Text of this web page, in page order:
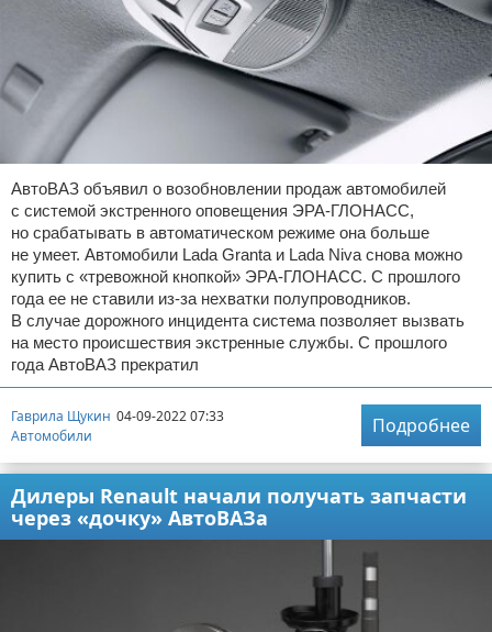
АвтоВАЗ объявил о возобновлении продаж автомобилей
с системой экстренного оповещения ЭРА-ГЛОНАСС,
но срабатывать в автоматическом режиме она больше
не умеет. Автомобили Lada Granta и Lada Niva снова можно
купить с «тревожной кнопкой» ЭРА-ГЛОНАСС. С прошлого
года ее не ставили из-за нехватки полупроводников.
В случае дорожного инцидента система позволяет вызвать
на место происшествия экстренные службы. С прошлого
года АвтоВАЗ прекратил
Гаврила Щукин 04-09-2022 07:33
Автомобили
Подробнее
Дилеры Renault начали получать запчасти
через «дочку» АвтоВАЗа